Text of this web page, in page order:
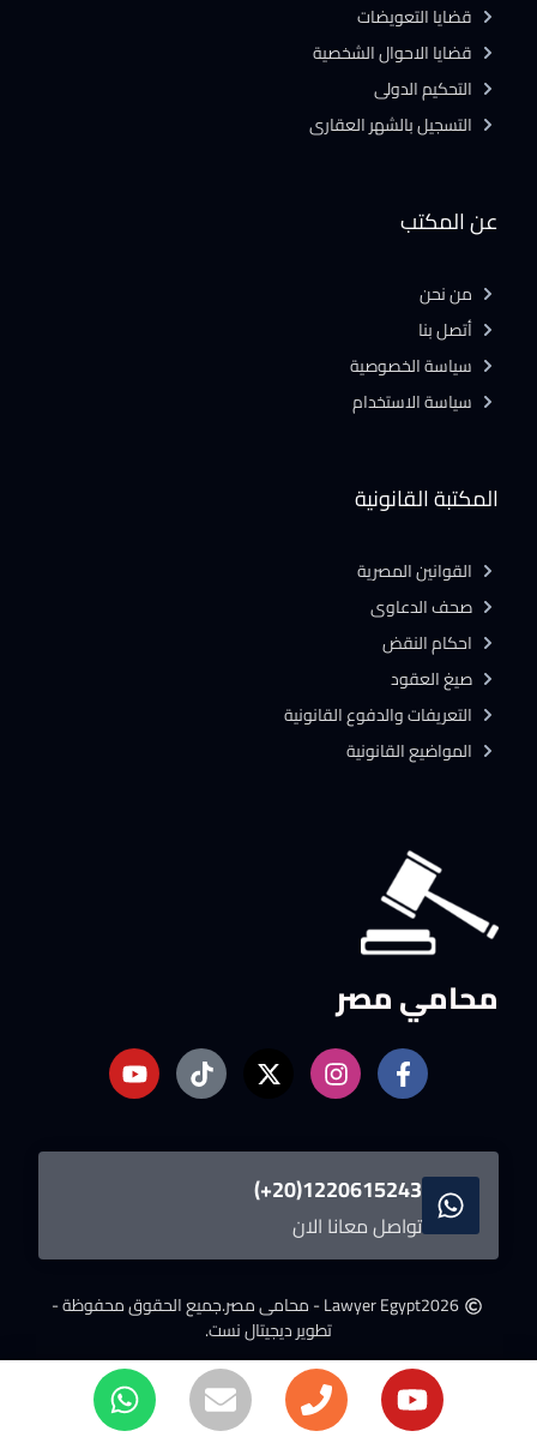
محامي مصر
1220615243(20+)
تواصل معانا الان
2026Lawyer Egypt - محامى مصر.
جميع الحقوق محفوظة -
تطوير ديجيتال نست.
المكتبة القانونية
القوانين المصرية
صحف الدعاوى
احكام النقض
صيغ العقود
التعريفات والدفوع القانونية
المواضيع القانونية
عن المكتب
من نحن
أتصل بنا
سياسة الخصوصية
سياسة الاستخدام
قضايا التعويضات
قضايا الاحوال الشخصية
التحكيم الدولى
التسجيل بالشهر العقارى